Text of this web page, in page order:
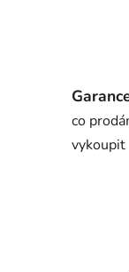
co
vykoupit